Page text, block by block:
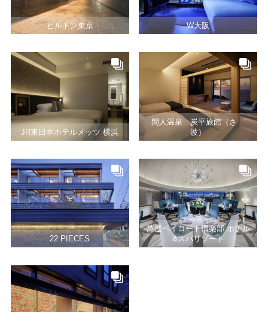
ヒルトン東京 W大阪
JR東日本ホテルメッツ 横浜
間人温泉 炭平旅館（さゞ
波）
22 PIECES
芦屋ベイコート倶楽部 ホテル
&スパリゾート